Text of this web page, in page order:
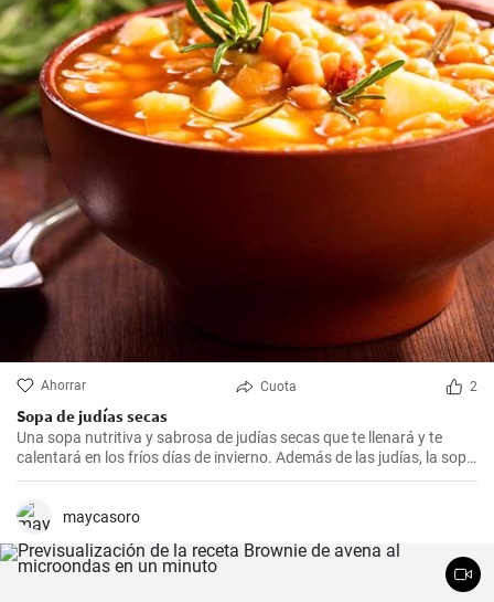
Ahorrar Cuota 2
Sopa de judías secas
Una sopa nutritiva y sabrosa de judías secas que te llenará y te
calentará en los fríos días de invierno. Además de las judías, la sopa
también tiene patatas, zanahorias y cebolla, que le dan un rico
maycasoro